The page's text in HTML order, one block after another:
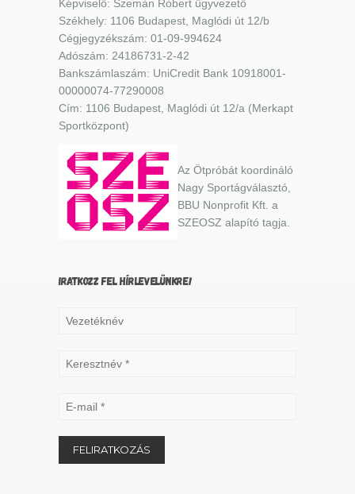
Képviselő: Szemán Róbert ügyvezető
Székhely: 1106 Budapest, Maglódi út 12/b
Cégjegyzékszám: 01-09-994624
Adószám: 24186731-2-42
Bankszámlaszám: UniCredit Bank 10918001-
00000074-77290008
Cím: 1106 Budapest, Maglódi út 12/a (Merkapt
Sportközpont)
Az Ötpróbát koordináló
Nagy Sportágválasztó,
BBU Nonprofit Kft. a
SZEOSZ alapító tagja.
IRATKOZZ FEL HÍRLEVELÜNKRE!